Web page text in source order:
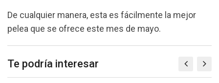
De cualquier manera, esta es fácilmente la mejor
pelea que se ofrece este mes de mayo.
Te podría interesar